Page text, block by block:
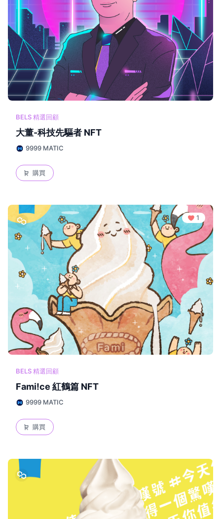
BELS 精選回顧
大董-科技先驅者 NFT
9999 MATIC
購買
1
BELS 精選回顧
Fami!ce 紅鶴篇 NFT
9999 MATIC
購買